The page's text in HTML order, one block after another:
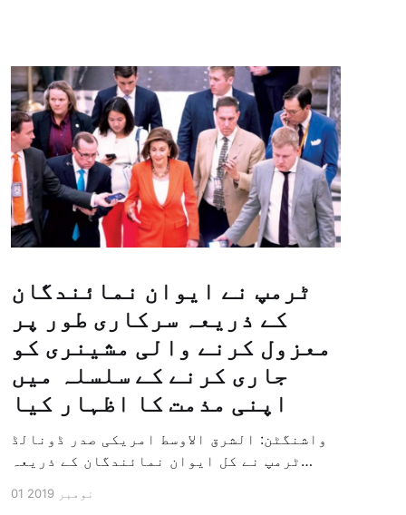
ٹرمپ نے ایوان نمائندگان
کے ذریعہ سرکاری طور پر
معزول کرنے والی مشینری کو
جاری کرنے کے سلسلہ میں
اپنی مذمت کا اظہار کیا
واشنگٹن: الشرق الاوسط امریکی صدر ڈونالڈ
ٹرمپ نے کل ایوان نمائندگان کے ذریعہ
جاری کرنے کے سلسلہ میں اپنی مذمت کا
01 نومبر 2019